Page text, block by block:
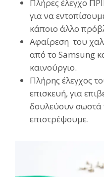
Πλήρες έλεγχο
για να
κάποιο άλλο
Αφαίρεση του
από το Samsung
καινούργιο.
Πλήρης έλεγχος
επισκευή, για
δουλεύουν σωστά
επιστρέψουμε.